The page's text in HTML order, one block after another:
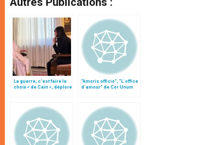
La guerre, c’est faire le
choix « de Caïn », déplore
"Amoris officio", "L´office
d´amour" de Cor Unum